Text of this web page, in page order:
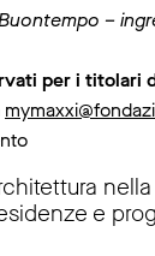
–
per i titolari
e